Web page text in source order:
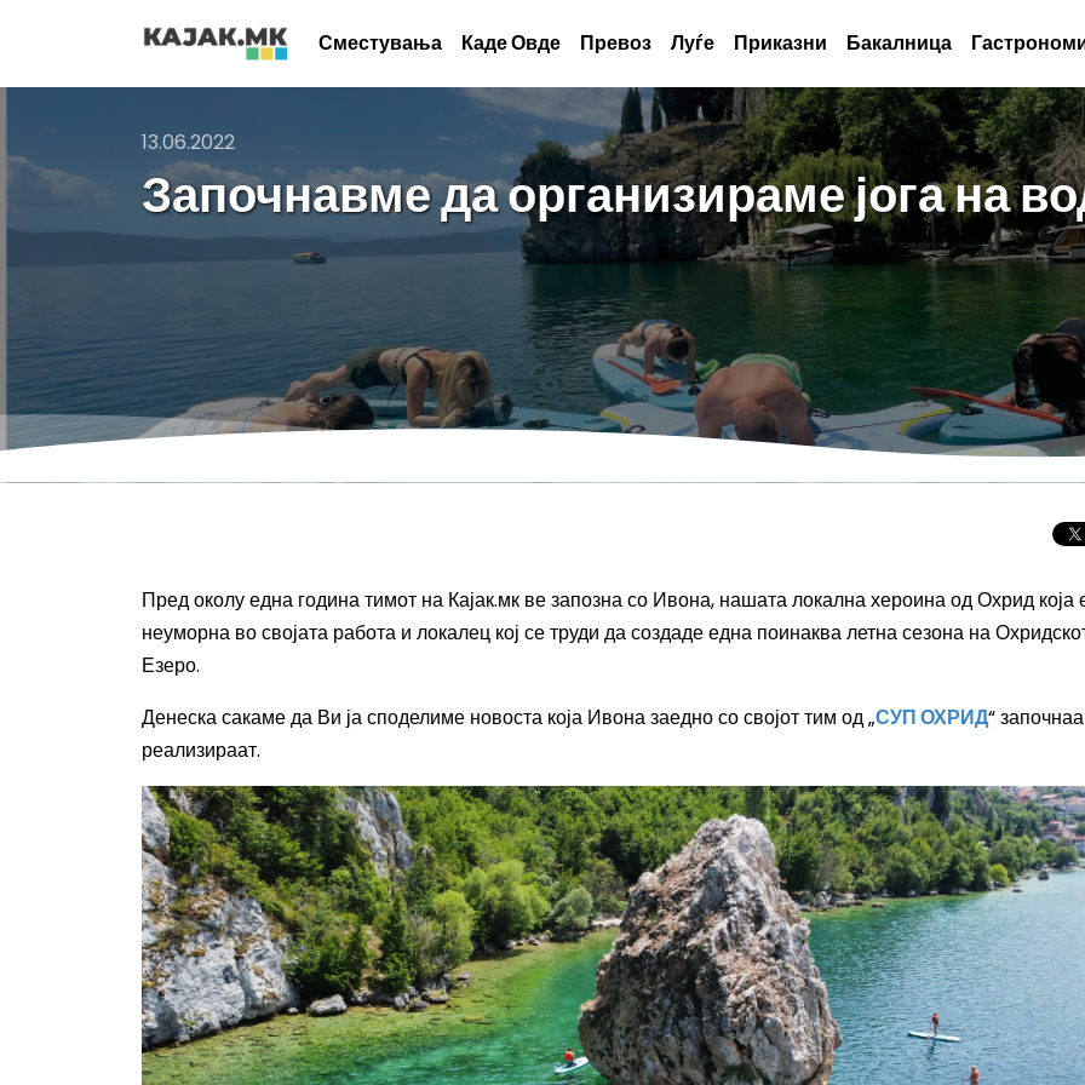
Сместувања Каде Овде Превоз Луѓе Приказни Бакалница
13.06.2022
Започнавме да организираме јога на
Пред околу една годинатимот на Кајак.мк ве запозна со Ивона, нашата локална хероина од Охрид која
неуморна во својата работа и локалец кој се труди да создаде една поинаква летна сезона на
Езеро.
Денеска сакаме да Ви ја споделиме новоста која Ивона заедно со својот тим од „СУП ОХРИД“
реализираат.
Целосно
Сонцето 2026:
најголемиот
во Европа